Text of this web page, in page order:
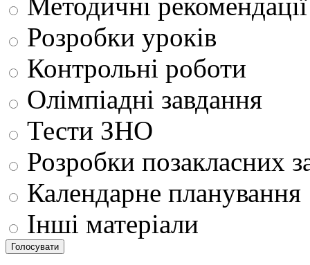
Методичні рекомендації
Розробки уроків
Контрольні роботи
Олімпіадні завдання
Тести ЗНО
Розробки позакласних
Календарне планування
Інші матеріали